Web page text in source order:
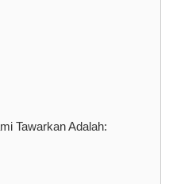
Tawarkan Adalah: